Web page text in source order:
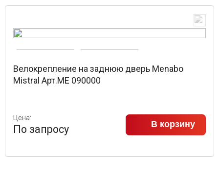
Велокрепление на заднюю дверь Menabo
Mistral Арт.ME 090000
Цена:
По запросу В корзину